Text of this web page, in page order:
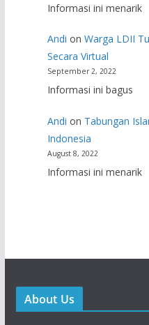
Informasi ini menarik
Andi onWarga LDII
Secara Virtual
September 2, 2022
Informasi ini bagus
Andi on Tabungan
Indonesia
August 8, 2022
Informasi ini menarik
About Us